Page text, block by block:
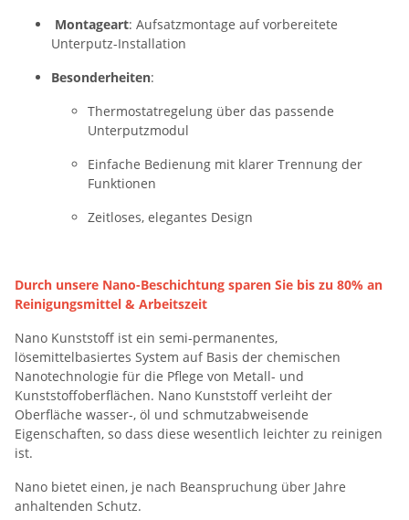
Montageart: Aufsatzmontage auf vorbereitete
Unterputz-Installation
Besonderheiten:
Thermostatregelung über das passende
Unterputzmodul
Einfache Bedienung mit klarer Trennung der
Funktionen
Zeitloses, elegantes Design
Durch unsere Nano-Beschichtung sparen Sie bis zu 80% an
Reinigungsmittel & Arbeitszeit
Nano Kunststoff ist ein semi-permanentes,
lösemittelbasiertes System auf Basis der chemischen
Nanotechnologie für die Pflege von Metall- und
Kunststoffoberflächen. Nano Kunststoff verleiht der
Oberfläche wasser-, öl und schmutzabweisende
Eigenschaften, so dass diese wesentlich leichter zu reinigen
ist.
Nano bietet einen, je nach Beanspruchung über Jahre
anhaltenden Schutz.